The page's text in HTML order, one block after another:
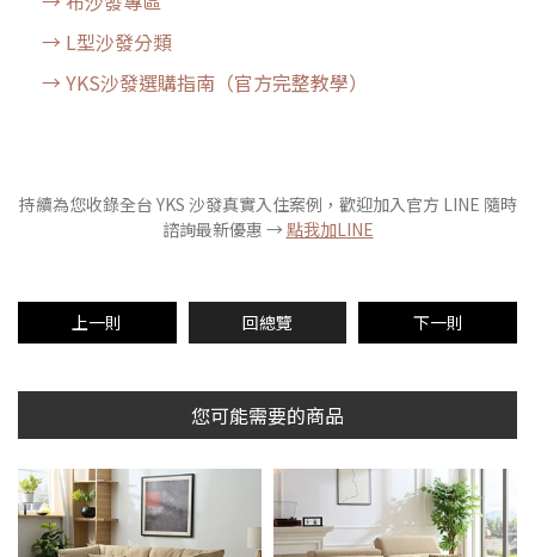
→ L型沙發分類
→ YKS沙發選購指南（官方完整教學）
持續為您收錄全台 YKS 沙發真實入住案例，歡迎加入官方 LINE 隨時
諮詢最新優惠 →點我加LINE
上一則 回總覽 下一則
您可能需要的商品